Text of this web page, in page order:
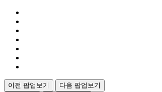
이전 팝업보기
다음 팝업보기